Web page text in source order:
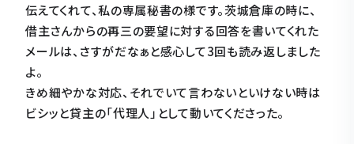
伝えてくれて、私の専属秘書の様です。茨城倉庫の時に、
借主さんからの再三の要望に対する回答を書いてくれた
メールは、さすがだなぁと感心して3回も読み返しました
よ。
きめ細やかな対応、それでいて言わないといけない時は
ビシッと貸主の「代理人」として動いてくださった。